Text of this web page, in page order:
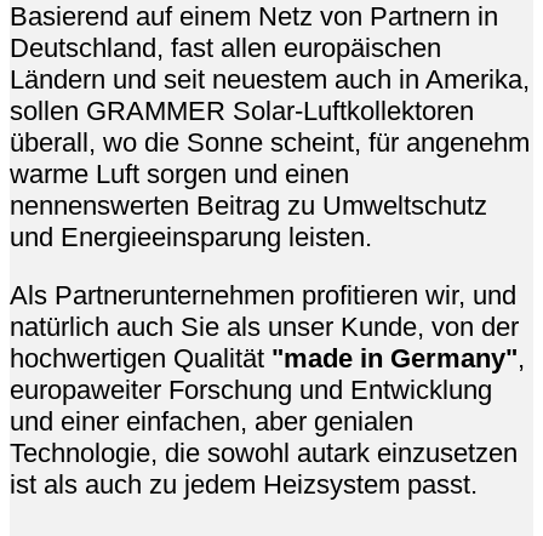
Basierend auf einem Netz von Partnern in
Deutschland, fast allen europäischen
Ländern und seit neuestem auch in Amerika,
sollen GRAMMER Solar-Luftkollektoren
überall, wo die Sonne scheint, für angenehm
warme Luft sorgen und einen
nennenswerten Beitrag zu Umweltschutz
und Energieeinsparung leisten.
Als Partnerunternehmen profitieren wir, und
natürlich auch Sie als unser Kunde, von der
hochwertigen Qualität "made in Germany",
europaweiter Forschung und Entwicklung
und einer einfachen, aber genialen
Technologie, die sowohl autark einzusetzen
ist als auch zu jedem Heizsystem passt.